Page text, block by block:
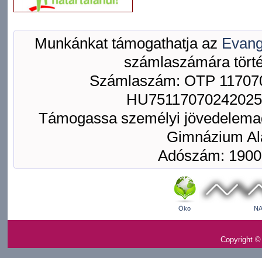
Munkánkat támogathatja az
számlaszámára
Számlaszám: OTP
Támogassa személyi
Gimnázium
Adószám:
Öko
Copyright